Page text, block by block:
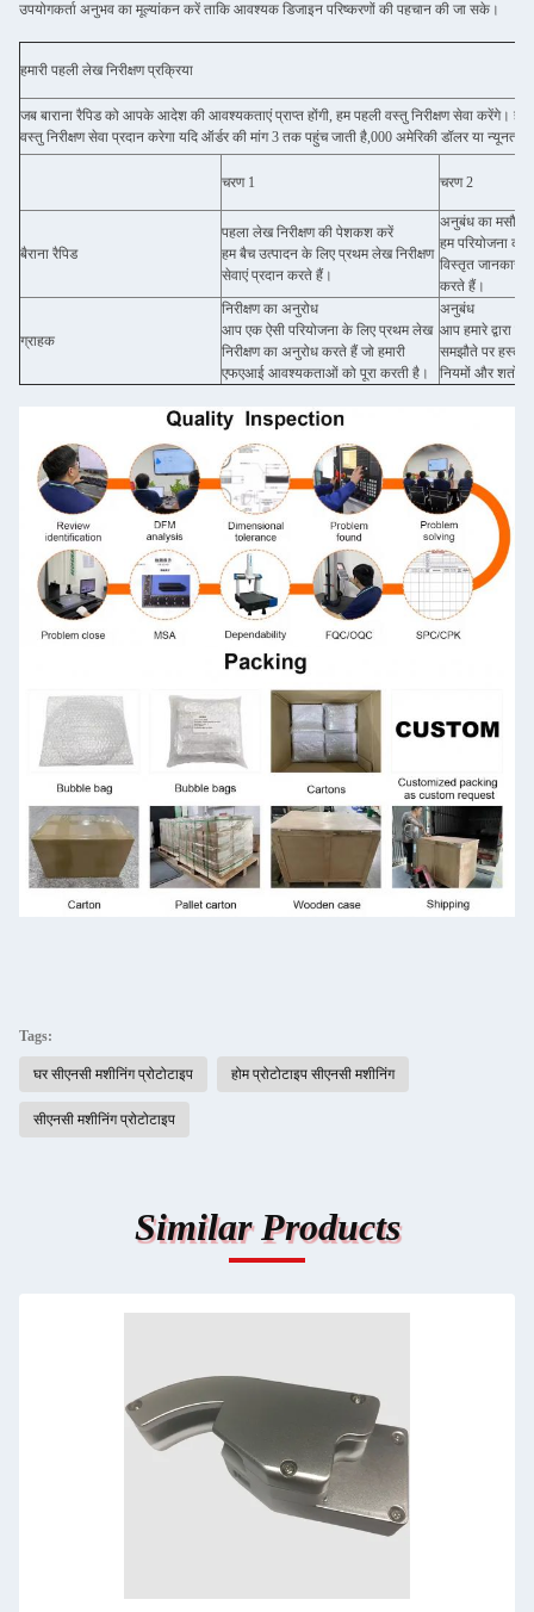
उपयोगकर्ता अनुभव का मूल्यांकन करें ताकि आवश्यक डिजाइन परिष्करणों की पहचान की जा सके।
हमारी पहली लेख निरीक्षण प्रक्रिया
जब बाराना रैपिड को आपके आदेश की आवश्यकताएं प्राप्त होंगी, हम पहली वस्तु निरीक्षण सेवा करेंगे।
वस्तु निरीक्षण सेवा प्रदान करेगा यदि ऑर्डर की मांग 3 तक पहुंच जाती है,000 अमेरिकी डॉलर या
चरण 1 चरण 2
बैराना रैपिड
पहला लेख निरीक्षण की पेशकश करें
हम बैच उत्पादन के लिए प्रथम लेख निरीक्षण
सेवाएं प्रदान करते हैं।
अनुबंध का मसौदा
हम परियोजना की
विस्तृत जानकारी
करते हैं।
ग्राहक
निरीक्षण का अनुरोध
आप एक ऐसी परियोजना के लिए प्रथम लेख
निरीक्षण का अनुरोध करते हैं जो हमारी
एफएआई आवश्यकताओं को पूरा करती है।
अनुबंध
आप हमारे द्वारा
समझौते पर
नियमों और शर्तों
Tags:
घर सीएनसी मशीनिंग प्रोटोटाइप होम प्रोटोटाइप सीएनसी मशीनिंग
सीएनसी मशीनिंग प्रोटोटाइप
Similar Products